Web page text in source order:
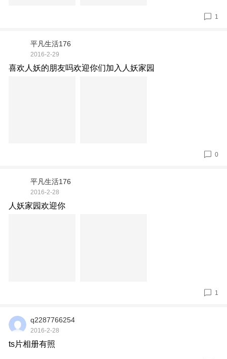
1
平凡生活176
2016-2-29
喜欢人妖的朋友吗欢迎你们加入人妖家园
0
平凡生活176
2016-2-28
人妖家园欢迎你
1
q2287766254
2016-2-28
ts片相册有照